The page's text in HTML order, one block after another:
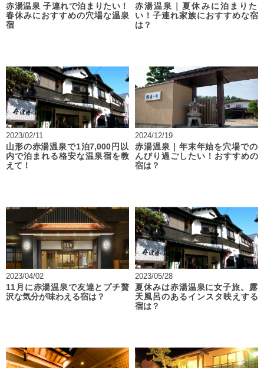
赤湯温泉 子連れで泊まりたい！
春休みにおすすめの穴場な温泉
宿
赤湯温泉｜夏休みに泊まりた
い！子連れ家族におすすめな宿
は？
2023/02/11
山形の赤湯温泉で1泊7,000円以
内で泊まれる格安な温泉宿を教
えて！
2024/12/19
赤湯温泉｜年末年始を穴場での
んびり過ごしたい！おすすめの
宿は？
2023/04/02
11月に赤湯温泉で友達とプチ贅
沢な気分が味わえる宿は？
2023/05/28
夏休みは赤湯温泉に女子旅。露
天風呂のあるインスタ映えする
宿は？